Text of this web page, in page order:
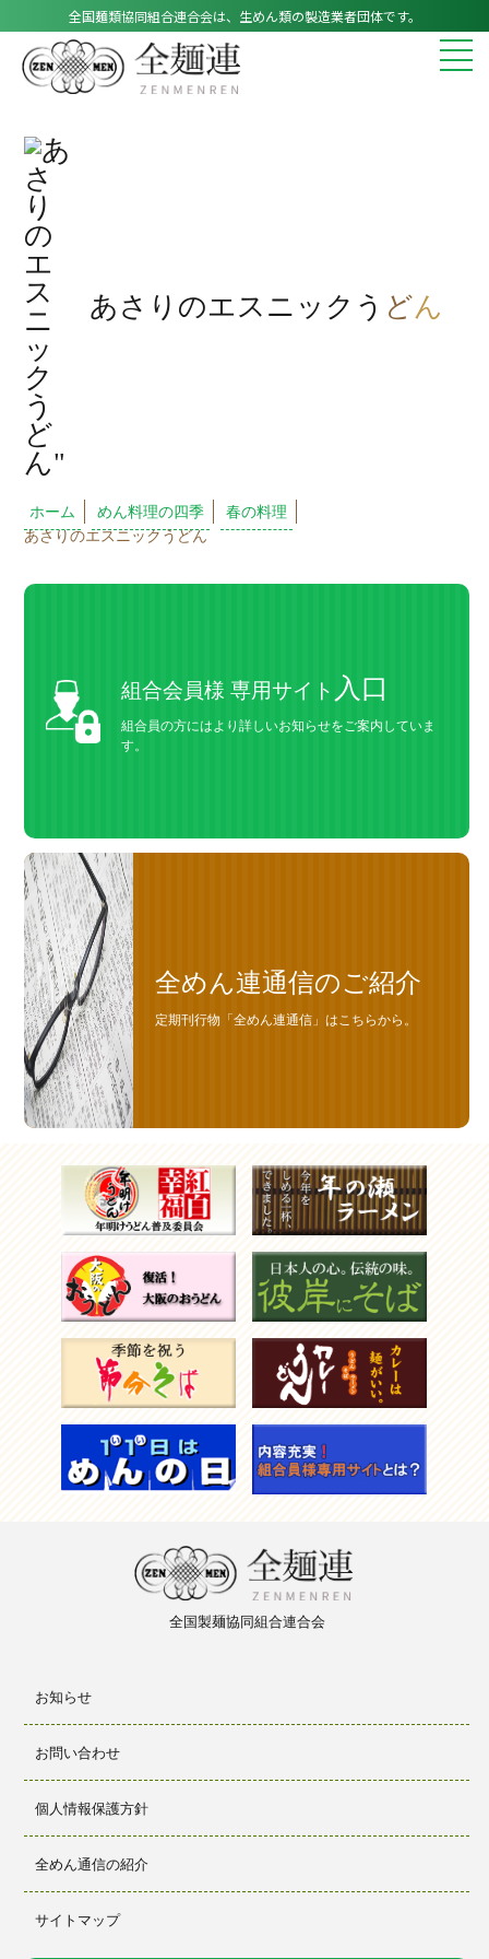
全国麺類協同組合連合会は、生めん類の製造業者団体です。
あさりのエスニックう どん
ホーム めん料理の四季
春の料理
あさりのエスニックうどん
組合会員様 専用サイト 入口
組合員の方にはより詳しいお知らせをご案内していま
す。
全めん連通信のご紹介
定期刊行物「全めん連通信」はこちらから。
全国製麺協同組合連合会
お知らせ
お問い合わせ
個人情報保護方針
全めん通信の紹介
サイトマップ